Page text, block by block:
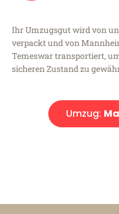
Ihr Umzugsgut wird von
verpackt und von
Temeswar transportiert,
sicheren Zustand zu
Umzug: